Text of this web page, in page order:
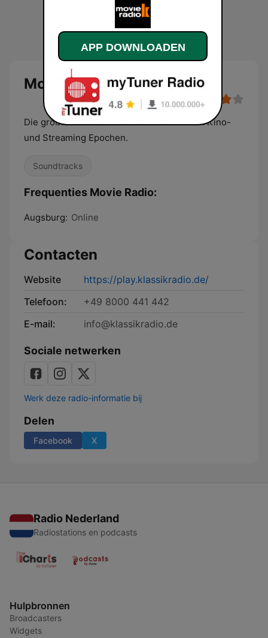
Movie Radio
Die größte Filmmusik aller Zeiten aus allen Kino-
und Streaming Epochen.
Soundtracks
Frequenties Movie Radio:
Augsburg: Online
Contacten
Website
https://play.klassikradio.de/
Telefoon:
+49 8000 441 442
E-mail:
info@klassikradio.de
Sociale netwerken
Werk deze radio-informatie bij
Delen
Facebook X
Radio Nederland
Radiostations en podcasts
Hulpbronnen
Broadcasters
Widgets
APP DOWNLOADEN